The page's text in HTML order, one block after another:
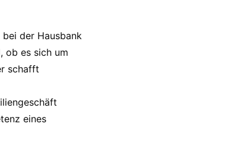
der Hausbank
ob es sich um
schafft
eines